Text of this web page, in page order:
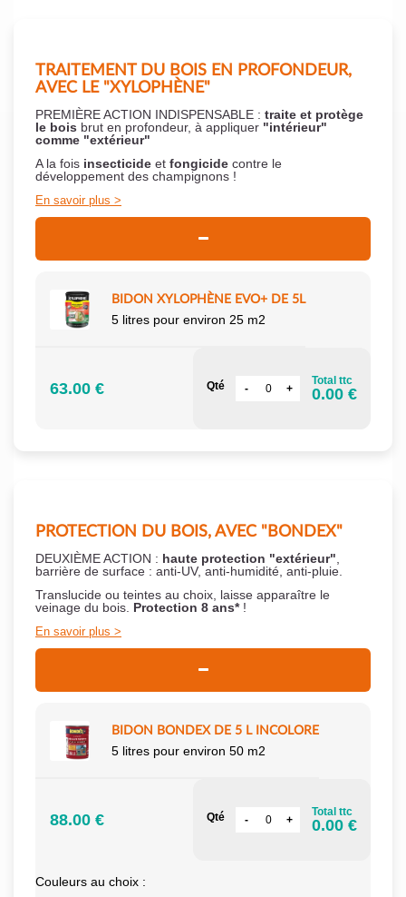
TRAITEMENT DU BOIS EN PROFONDEUR,
AVEC LE "XYLOPHÈNE"
PREMIÈRE ACTION INDISPENSABLE : traite et protège
le bois brut en profondeur, à appliquer "intérieur"
comme "extérieur"
A la fois insecticide et fongicide contre le
développement des champignons !
En savoir plus
BIDON XYLOPHÈNE EVO+ DE 5L
5 litres pour environ 25 m2
63.00 € Qté Total ttc
0.00 €
PROTECTION DU BOIS, AVEC "BONDEX"
DEUXIÈME ACTION : haute protection "extérieur"
barrière de surface : anti-UV, anti-humidité, anti-pluie.
Translucide ou teintes au choix, laisse apparaître le
veinage du bois. Protection 8 ans*!
En savoir plus
BIDON BONDEX DE 5 L INCOLORE
5 litres pour environ 50 m2
88.00 € Qté Total ttc
0.00 €
Couleurs au choix :